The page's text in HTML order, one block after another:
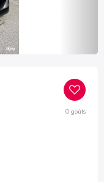
0goûts